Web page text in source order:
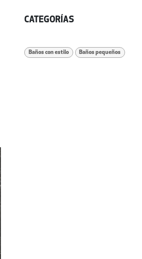
CATEGORÍAS
Baños con estilo Baños pequeños